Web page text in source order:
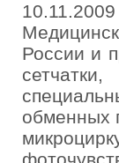
10.11.2009
России и
обменных